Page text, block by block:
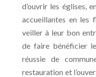
d’ouvrir les églises,
accueillantes en les
veiller à leur bon
de faire bénéficier
réussie de
restauration et